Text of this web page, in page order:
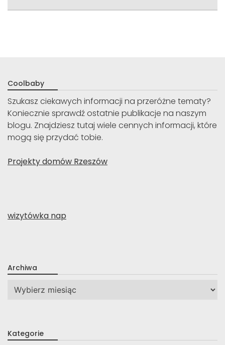
Coolbaby
Szukasz ciekawych informacji na przeróżne tematy?
Koniecznie sprawdź ostatnie publikacje na naszym
blogu. Znajdziesz tutaj wiele cennych informacji, które
mogą się przydać tobie.
Projekty domów Rzeszów
wizytówka nap
Archiwa
Archiwa
Kategorie